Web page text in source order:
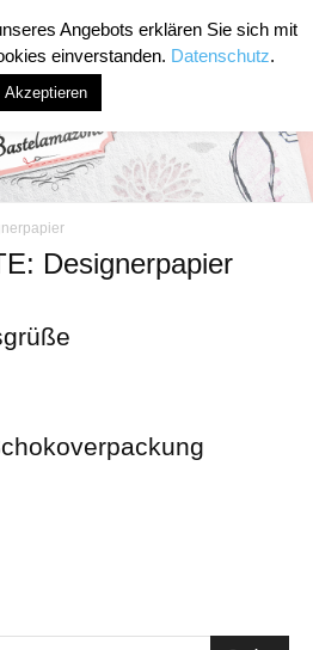
Bastelamazone
Designerpapier
Angebots erklären Sie sich mit
einverstanden. Datenschutz.
Akzeptieren